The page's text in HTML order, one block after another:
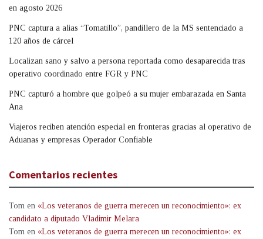
en agosto 2026
PNC captura a alias “Tomatillo”, pandillero de la MS sentenciado a
120 años de cárcel
Localizan sano y salvo a persona reportada como desaparecida tras
operativo coordinado entre FGR y PNC
PNC capturó a hombre que golpeó a su mujer embarazada en Santa
Ana
Viajeros reciben atención especial en fronteras gracias al operativo de
Aduanas y empresas Operador Confiable
Comentarios recientes
Tom en «Los veteranos de guerra merecen un reconocimiento»: ex
candidato a diputado Vladimir Melara
Tom en «Los veteranos de guerra merecen un reconocimiento»: ex